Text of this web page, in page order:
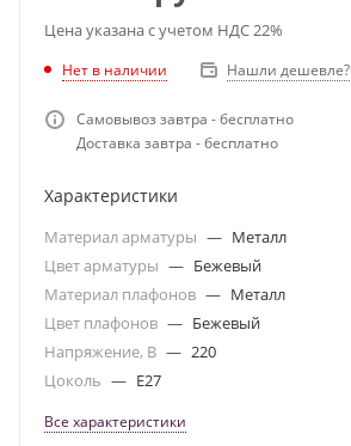
Цена указана с учетом НДС 22%
Нет в наличии Нашли дешевле?
Самовывоз завтра - бесплатно
Доставка завтра - бесплатно
Характеристики
Материал арматуры — Металл
Цвет арматуры — Бежевый
Материал плафонов — Металл
Цвет плафонов — Бежевый
Напряжение, В — 220
Цоколь — E27
Все характеристики